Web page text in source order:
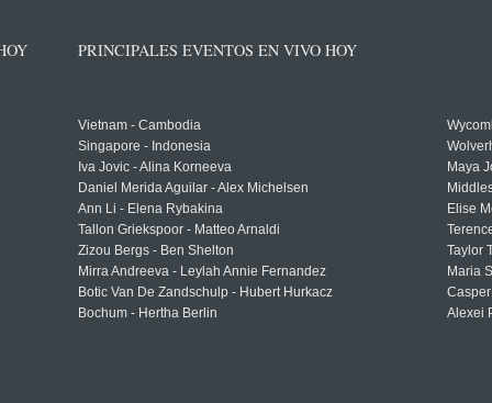
PRINCIPALES EVENTOS EN VIVO HOY
Vietnam - Cambodia
Singapore - Indonesia
Iva Jovic - Alina Korneeva
Daniel Merida Aguilar - Alex Michelsen
Ann Li - Elena Rybakina
Tallon Griekspoor - Matteo Arnaldi
Zizou Bergs - Ben Shelton
Mirra Andreeva - Leylah Annie Fernandez
Botic Van De Zandschulp - Hubert Hurkacz
Bochum - Hertha Berlin
Maya
Elise
Taylor
Maria
Alexei